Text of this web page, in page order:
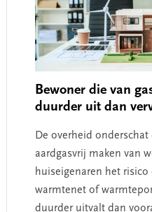
Bewoner die van
duurder uit dan
De overheid
aardgasvrij maken van
huiseigenaren het
warmtenet of
duurder uitvalt dan